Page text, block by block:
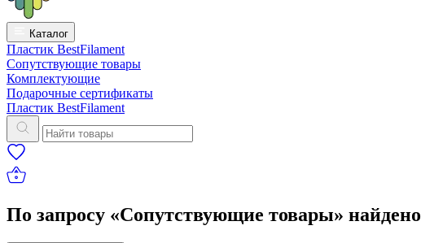
Каталог
Пластик BestFilament
Сопутствующие товары
Комплектующие
Подарочные сертификаты
Пластик BestFilament
По запросу «Сопутствующие товары» найдено